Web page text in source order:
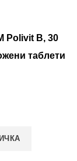
Polivit B, 30
таблети